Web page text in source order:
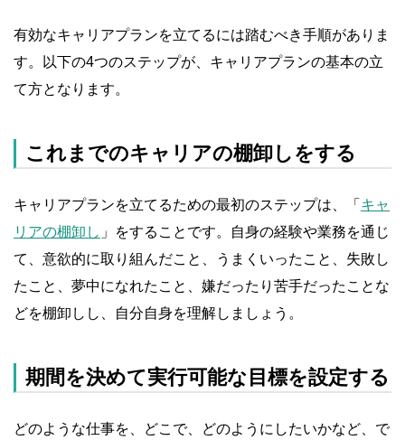
有効なキャリアプランを立てるには踏むべき手順がありま
す。以下の4つのステップが、キャリアプランの基本の立
て方となります。
これまでのキャリアの棚卸しをする
キャリアプランを立てるための最初のステップは、「 キャ
リアの棚卸し 」をすることです。自身の経験や業務を通じ
て、意欲的に取り組んだこと、うまくいったこと、失敗し
たこと、夢中になれたこと、嫌だったり苦手だったことな
どを棚卸しし、自分自身を理解しましょう。
期間を決めて実行可能な目標を設定する
どのような仕事を、どこで、どのようにしたいかなど、で